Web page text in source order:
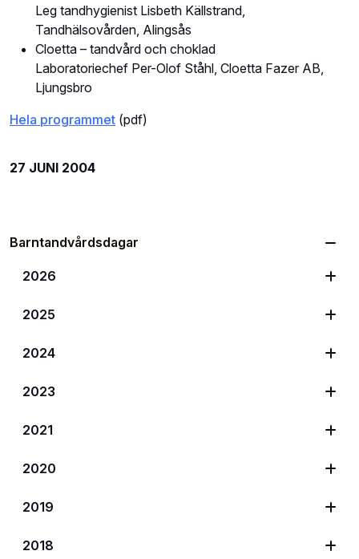
Leg tandhygienist Lisbeth Källstrand,
Tandhälsovården, Alingsås
Cloetta – tandvård och choklad
Laboratoriechef Per-Olof Ståhl, Cloetta Fazer AB,
Ljungsbro
Hela programmet (pdf)
27 JUNI 2004
Barntandvårdsdagar
2026
2025
2024
2023
2021
2020
2019
2018